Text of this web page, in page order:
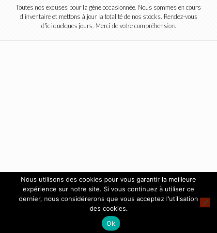
Toutes nos excuses pour la gène occasionnée. Nous sommes en cours
d'inventaire et mettons à jour la totalité de nos stocks. Rendez-vous
d'ici quelques jours. Merci de votre compréhension.
Nous utilisons des cookies pour vous garantir la meilleure
expérience sur notre site. Si vous continuez à utiliser ce
dernier, nous considérerons que vous acceptez l'utilisation
des cookies.
Ok